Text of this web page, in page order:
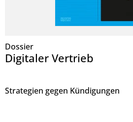
Dossier
Digitaler Vertrieb
Strategien gegen Kündigungen